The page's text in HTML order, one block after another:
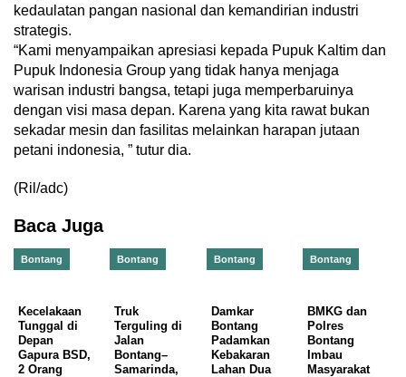
kedaulatan pangan nasional dan kemandirian industri
strategis.
“Kami menyampaikan apresiasi kepada Pupuk Kaltim dan
Pupuk Indonesia Group yang tidak hanya menjaga
warisan industri bangsa, tetapi juga memperbaruinya
dengan visi masa depan. Karena yang kita rawat bukan
sekadar mesin dan fasilitas melainkan harapan jutaan
petani indonesia, ” tutur dia.
(Ril/adc)
Baca Juga
Bontang
Kecelakaan
Tunggal di
Depan
Gapura BSD,
2 Orang
Bontang
Truk
Terguling di
Jalan
Bontang–
Samarinda,
Bontang
Damkar
Bontang
Padamkan
Kebakaran
Lahan Dua
Bontang
BMKG dan
Polres
Bontang
Imbau
Masyarakat